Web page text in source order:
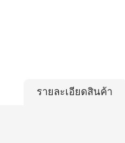
รายละเอียดสินค้า